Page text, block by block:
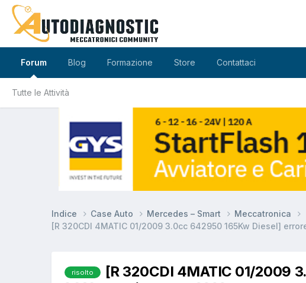
Forum
Tutte le Attività
Blog Formazione Store Contattaci
Indice Case Auto Mercedes – Smart
Meccatronica
[R 320CDI 4MATIC 01/2009 3.0cc 642950 165Kw Diesel]
risolto
[R 320CDI 4MATIC 01/2009